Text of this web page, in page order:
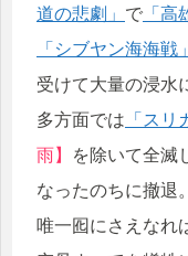
道の悲劇」 で 「高
「シブヤン海海戦」
受けて大量の浸水
多方面では 「スリ
雨】
を除いて全滅
なったのちに撤退。
唯一囮にさえなれ